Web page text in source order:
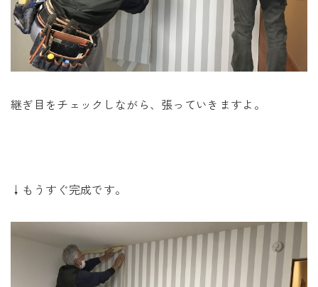
継ぎ目をチェックしながら、張っていきますよ。
↓もうすぐ完成です。